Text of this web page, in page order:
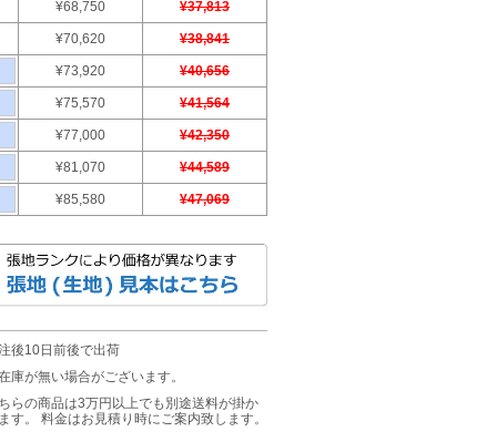
¥68,750 ¥37,813
¥70,620 ¥38,841
¥73,920 ¥40,656
¥75,570 ¥41,564
¥77,000 ¥42,350
¥81,070 ¥44,589
¥85,580 ¥47,069
後10日前後で出荷
庫が無い場合がございます。
らの商品は3万円以上でも別途送料が掛か
す。 料金はお見積り時にご案内致します。